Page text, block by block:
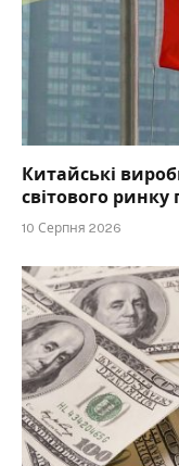
Китайські
світового ринку
10 Серпня 2026